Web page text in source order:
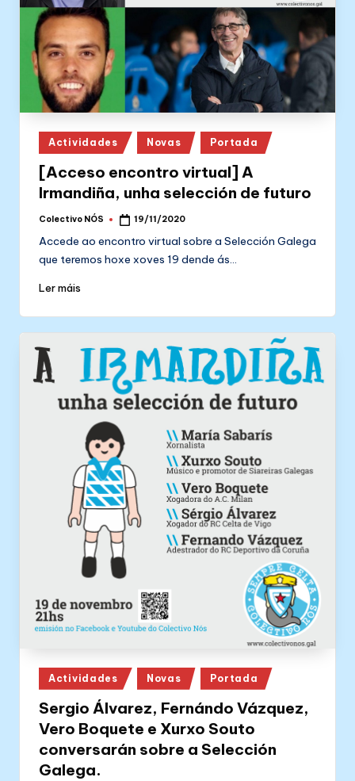
Posted
in
Actividades Novas Portada
[Acceso encontro virtual] A
Irmandiña, unha selección de futuro
Posted
Colectivo NÓS 19/11/2020
Accede ao encontro virtual sobre a Selección Galega
que teremos hoxe xoves 19 dende ás…
Ler máis
Posted
in
Actividades Novas Portada
Sergio Álvarez, Fernándo Vázquez,
Vero Boquete e Xurxo Souto
conversarán sobre a Selección
Galega.